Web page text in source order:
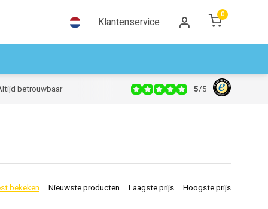
Klantenservice
0
betrouwbaar 5/5
bekeken Nieuwste producten Laagste prijs Hoogste prijs